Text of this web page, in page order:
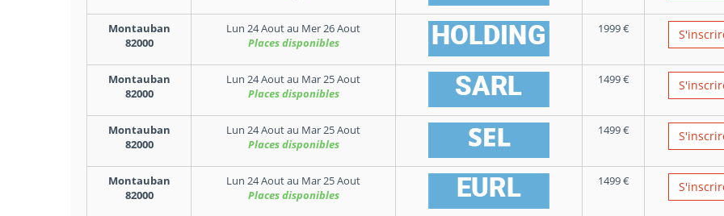
Montauban
82000
Lun 24 Aoutau Mer 26 Aout
Places disponibles
1999€
Montauban
82000
Lun 24 Aoutau Mar 25 Aout
Places disponibles
1499€
Montauban
82000
Lun 24 Aoutau Mar 25 Aout
Places disponibles
1499€
Montauban
82000
Lun 24 Aoutau Mar 25 Aout
Places disponibles
1499€